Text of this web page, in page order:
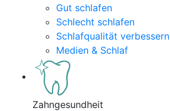
Gut schlafen
Schlecht schlafen
Schlafqualität verbessern
Medien & Schlaf
Zahngesundheit